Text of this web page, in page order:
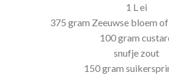
1 L ei
375 gram Zeeuwse bloem
100 gram
snufje zout
150 gram